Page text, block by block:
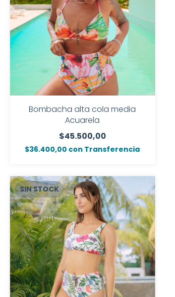
Bombacha alta cola media
Acuarela
$45.500,00
$36.400,00 con Transferencia
SIN STOCK